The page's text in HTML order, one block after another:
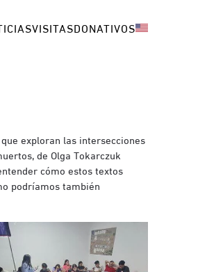
VISITASDONATIVOS
exploran las intersecciones
de Olga Tokarczuk
cómo estos textos
podríamos también